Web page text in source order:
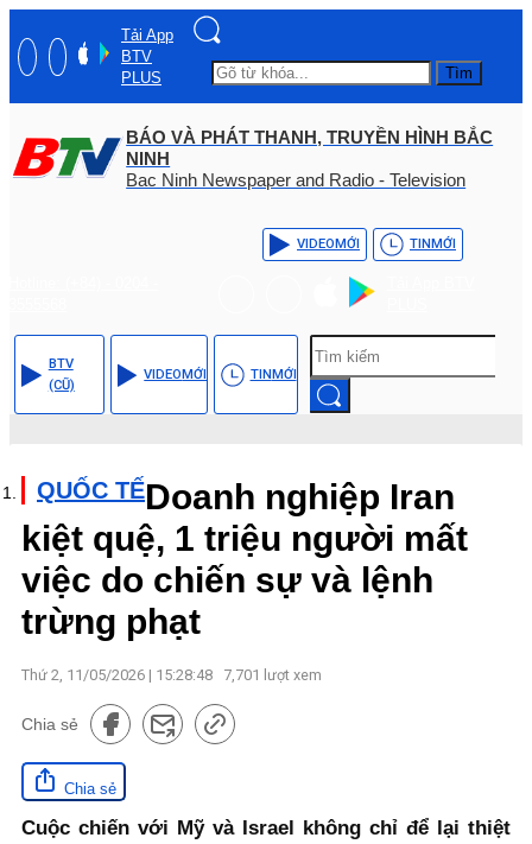
Tải App
BTV
PLUS
Tìm
BÁO VÀ PHÁT THANH, TRUYỀN HÌNH BẮC
NINH
Bac Ninh Newspaper and Radio - Television
VIDEOMỚI TINMỚI
BTV
(CŨ)
VIDEOMỚI TINMỚI
QUỐC TẾDoanh nghiệp Iran
kiệt quệ, 1 triệu người mất
việc do chiến sự và lệnh
trừng phạt
Thứ 2, 11/05/2026 | 15:28:48 7,701 lượt xem
Chia sẻ
Chia sẻ
Cuộc chiến với Mỹ và Israel không chỉ để lại thiệt